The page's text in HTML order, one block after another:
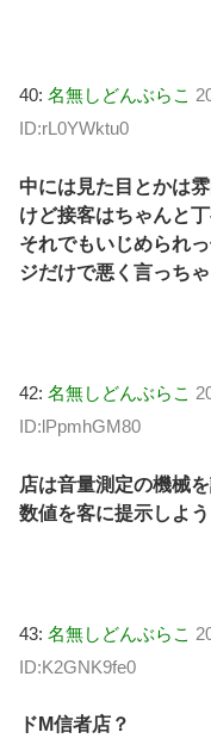
40: 名無しどんぶらこ
ID:rL0YWktu0
中には見た目とかは
けど接客はちゃんと
それでもいじめられ
ジだけで悪く言っち
42: 名無しどんぶらこ
ID:lPpmhGM80
店は音量測定の機械
数値を客に提示しよう
43: 名無しどんぶらこ
ID:K2GNK9fe0
ドM信者店？